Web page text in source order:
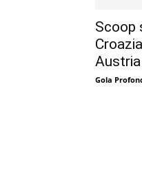
Scoop
Austria
Gola